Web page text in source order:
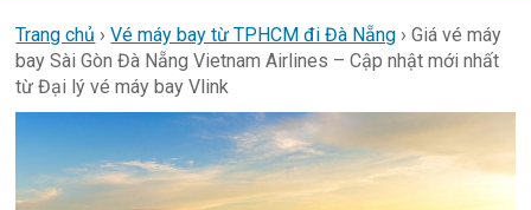
nhanh,
đồng
hành
tận
tâm
Trang chủ ›Vé máy bay từ TPHCM đi Đà Nẵng ›Giá vé máy
bay Sài Gòn Đà Nẵng Vietnam Airlines – Cập nhật mới nhất
từ Đại lý vé máy bay Vlink